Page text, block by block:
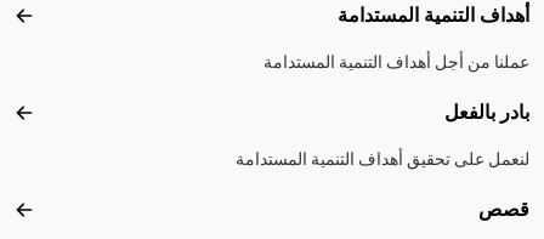
أهداف التنمية المستدامة
عملنا من أجل أهداف التنمية المستدامة
بادر بالفعل
لنعمل على تحقيق أهداف التنمية المستدامة
قصص